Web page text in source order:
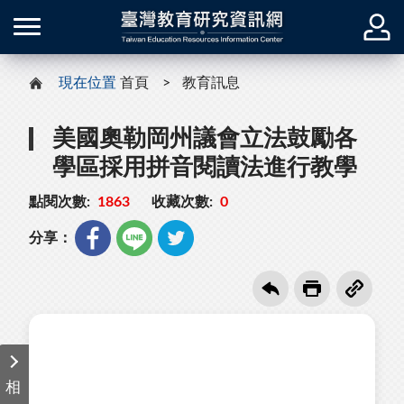
現在位置 首頁 教育訊息
美國奧勒岡州議會立法鼓勵各
學區採用拼音閱讀法進行教學
點閱次數: 1863 收藏次數: 0
分享：
相